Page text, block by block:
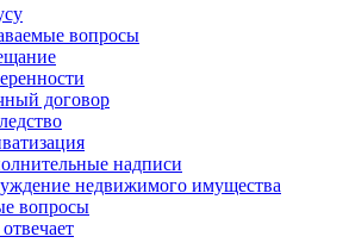
вопросы
договор
надписи
недвижимого имущества
вопросы